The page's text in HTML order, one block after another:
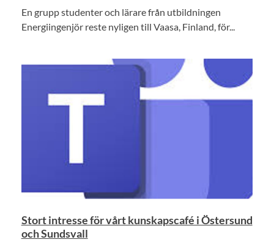
En grupp studenter och lärare från utbildningen
Energiingenjör reste nyligen till Vaasa, Finland, för...
Stort intresse för vårt kunskapscafé i Östersund
och Sundsvall